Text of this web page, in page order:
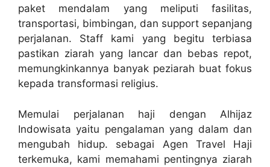
paket mendalam yang meliputi fasilitas,
transportasi, bimbingan, dan support sepanjang
perjalanan. Staff kami yang begitu terbiasa
pastikan ziarah yang lancar dan bebas repot,
memungkinkannya banyak peziarah buat fokus
kepada transformasi religius.
Memulai perjalanan haji dengan Alhijaz
Indowisata yaitu pengalaman yang dalam dan
mengubah hidup. sebagai Agen Travel Haji
terkemuka, kami memahami pentingnya ziarah